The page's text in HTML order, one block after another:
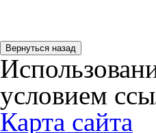
условием
Карта сайта